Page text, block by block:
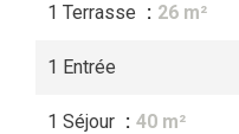
1 Terrasse 26 m²
1 Entrée
1 Séjour 40 m²